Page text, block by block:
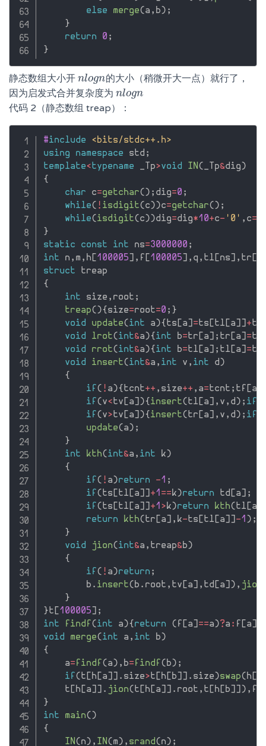
else
merge(a , b) ;
}
return
0 ;
}
静态数组大小开 nlogn
nlogn 的大小（稍微开大一点）就行了，
因为启发式合并复杂度为 nlogn
nlogn
代码 2（静态数组 treap）：
#include
<bits/stdc++.h>
using
namespace std ;
template<typename _Tp>void IN ( _Tp&dig )
{
char c=getchar( ) ; dig=0 ;
while( ! isdigit( c ) )c=getchar( ) ;
while( isdigit( c ) )dig=dig*10+c- '0' , c=
}
static
const int ns=3000000 ;
int n , m , h 100005 , f 100005 , q , tl ns , tr
struct
{
int size , root ;
treap( ){ size=root=0 ; }
void
update( int a ){ ts a =ts tl a +ts
void
lrot( int&a ){ int b=tr a ; tr a =tl
void
rrot( int&a ){ int b=tl a ; tl a =tr
void
insert( int&a , int v , int d )
{
if ( ! a ){ tcnt++ , size++ , a=tcnt ; tf a
if ( v<tv a ){ insert( tl a , v , d ) ; if
if ( v>tv a ){ insert( tr a , v , d ) ; if
update( a ) ;
}
int
kth( int&a , int k )
{
if ( ! a )return -1 ;
if ( ts tl a +1 == k )return td a
;
if ( ts tl a +1 > k )return kth( tl a
return
kth( tr a , k-ts tl a -1 ) ;
}
void
jion( int&a , treap& b )
{
if ( ! a )return ;
        b
. insert( b . root , tv a , td a ) , jion
}
}t 100005
;
int
findf ( int a ){ return ( f a ==a )?a : f a
void
merge( int a , int b )
{
    a
= findf ( a ) , b= findf ( b ) ;
if ( t h a . size>t h b . size )swap( h
    t
h a . jion( t h a . root , t h b ) , f
}
int
main( )
{
IN ( n ) , IN ( m ) , srand ( n ) ;